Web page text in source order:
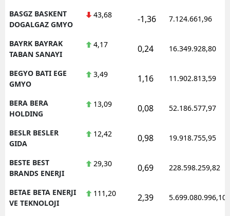
BASGZ BASKENT
DOGALGAZ GMYO
43,68 -1,36 7.124.661,96
BAYRK BAYRAK
TABAN SANAYI
4,17 0,24 16.349.928,80
BEGYO BATI EGE
GMYO
3,49 1,16 11.902.813,59
BERA BERA
HOLDING
13,09 0,08 52.186.577,97
BESLR BESLER
GIDA
12,42 0,98 19.918.755,95
BESTE BEST
BRANDS ENERJI
29,30 0,69 228.598.259,82
BETAE BETA ENERJI
VE TEKNOLOJI
111,20 2,39 5.699.080.996,10